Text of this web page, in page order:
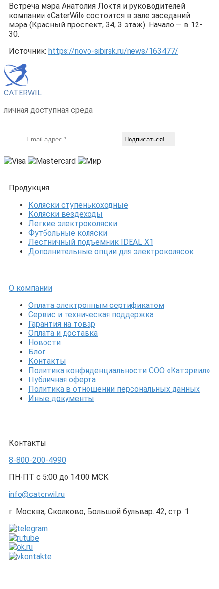
Встреча мэра Анатолия Локтя и руководителей
компании «CaterWil» состоится в зале заседаний
мэра (Красный проспект, 34, 3 этаж). Начало — в 12-
30.
Источник: https://novo-sibirsk.ru/news/163477/
CATERWIL
личная доступная среда
Продукция
Коляски ступенькоходные
Коляски вездеходы
Легкие электроколяски
Футбольные коляски
Лестничный подъемник IDEAL X1
Дополнительные опции для электроколясок
О компании
Оплата электронным сертификатом
Сервис и техническая поддержка
Гарантия на товар
Оплата и доставка
Новости
Блог
Контакты
Политика конфиденциальности ООО «Катэрвил»
Публичная оферта
Политика в отношении персональных данных
Иные документы
Контакты
8-800-200-4990
ПН-ПТ с 5:00 до 14:00 МСК
info@caterwil.ru
г. Москва, Сколково, Большой бульвар, 42, стр. 1